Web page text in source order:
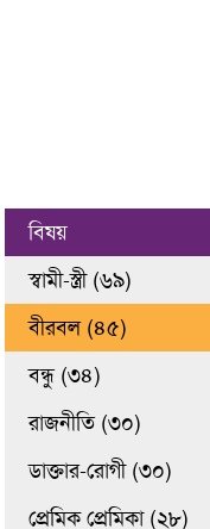
বিষয়
স্বামী-স্ত্রী (৬৯)
বীরবল (৪৫)
বন্ধু (৩৪)
রাজনীতি (৩০)
ডাক্তার-রোগী (৩০)
প্রেমিক প্রেমিকা (২৮)